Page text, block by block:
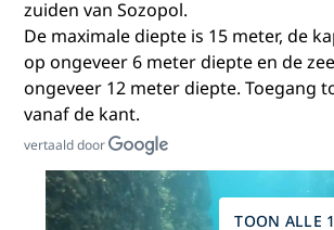
zuiden van Sozopol.
De maximale diepte is 15 meter, de
op ongeveer 6 meter diepte en de
ongeveer 12 meter diepte. Toegang
vanaf de kant.
vertaald door
TOON ALLE